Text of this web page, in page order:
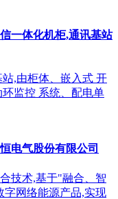
一体化机柜,通讯基站
,由柜体、嵌入式 开
监控 系统、配电单
电气股份有限公司
技术,基于"融合、智
字网络能源产品,实现